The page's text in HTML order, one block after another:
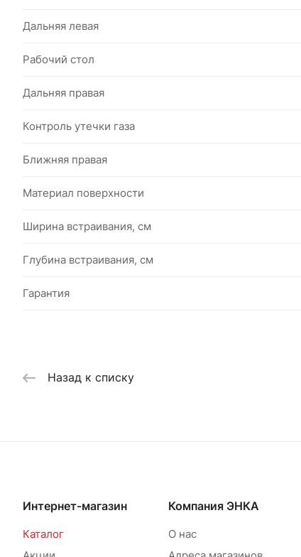
Дальняя левая
Рабочий стол
Дальняя правая
Контроль утечки газа
Ближняя правая
Материал поверхности
Ширина встраивания, см
Глубина встраивания, см
Гарантия
Назад к списку
Интернет-магазин
Каталог
Компания ЭНКА
О нас